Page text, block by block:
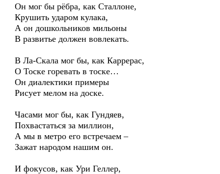
Он мог бы рёбра, как Сталлоне,
Крушить ударом кулака,
А он дошкольников мильоны
В развитье должен вовлекать.
В Ла-Скала мог бы, как Каррерас,
О Тоске горевать в тоске…
Он диалектики примеры
Рисует мелом на доске.
Часами мог бы, как Гундяев,
Похвастаться за миллион,
А мы в метро его встречаем –
Зажат народом нашим он.
И фокусов, как Ури Геллер,